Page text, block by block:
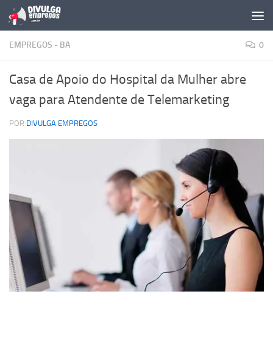
Skip to content
EMPREGOS - BA 0
Casa de Apoio do Hospital da Mulher abre
vaga para Atendente de Telemarketing
POR DIVULGA EMPREGOS